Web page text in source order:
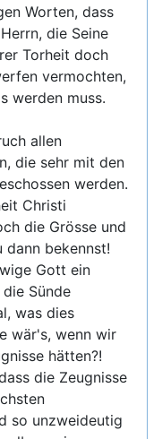
Worten, dass
die Seine
Torheit doch
vermochten,
werden muss.
allen
die sehr mit den
werden.
Christi
die Grösse und
dann bekennst!
Gott ein
Sünde
was dies
wär's, wenn wir
hätten?!
die Zeugnisse
so unzweideutig